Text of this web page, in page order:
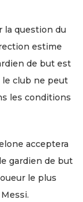
la question du
estime
de but est
club ne peut
les conditions
acceptera
gardien de but
le plus